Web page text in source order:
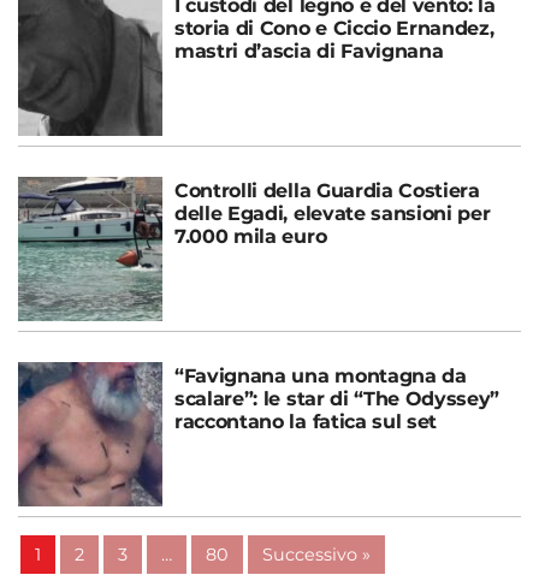
I custodi del legno e del vento: la
storia di Cono e Ciccio Ernandez,
mastri d’ascia di Favignana
Controlli della Guardia Costiera
delle Egadi, elevate sansioni per
7.000 mila euro
“Favignana una montagna da
scalare”: le star di “The Odyssey”
raccontano la fatica sul set
1 2 3 … 80 Successivo »